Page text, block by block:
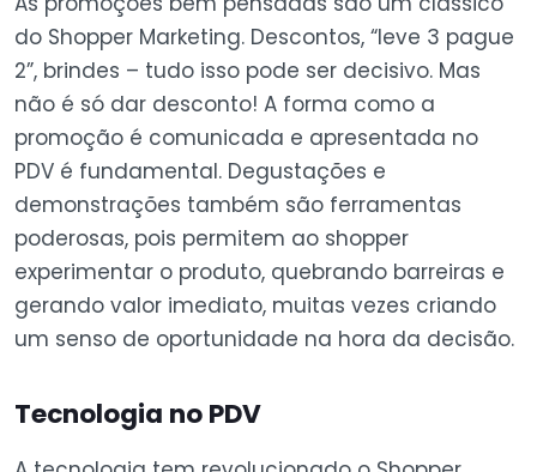
do Shopper Marketing. Descontos, “leve 3 pague
2”, brindes – tudo isso pode ser decisivo. Mas
não é só dar desconto! A forma como a
promoção é comunicada e apresentada no
PDV é fundamental. Degustações e
demonstrações também são ferramentas
poderosas, pois permitem ao shopper
experimentar o produto, quebrando barreiras e
gerando valor imediato, muitas vezes criando
um senso de oportunidade na hora da decisão.
Tecnologia no PDV